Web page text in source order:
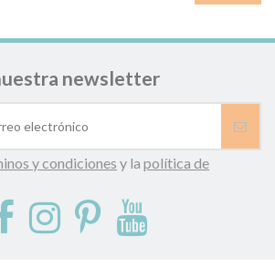
newsletter
y condiciones y lapolítica de